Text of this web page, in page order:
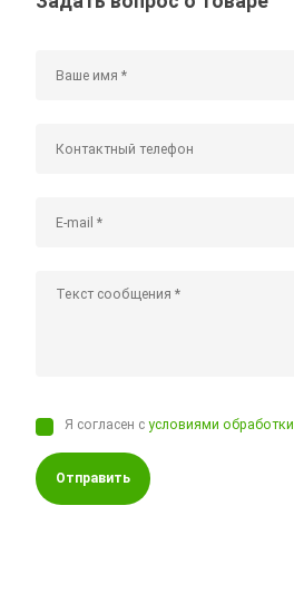
Я согласен сусловиями обработки
Отправить